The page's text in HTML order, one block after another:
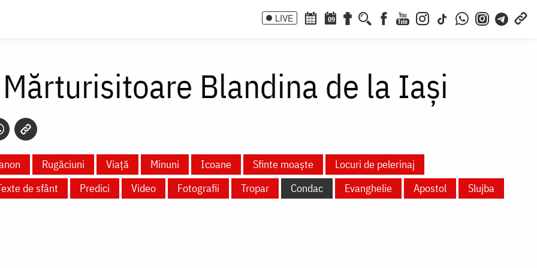
LIVE 09
Blandina de la Iași
Rugăciuni Viață Minuni Icoane Sfinte moaște
Locuri de pelerinaj
de sfânt Predici Video Fotografii Tropar Condac Evanghelie Apostol Slujba